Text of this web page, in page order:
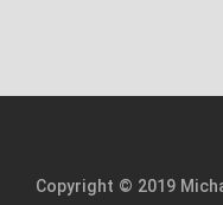
Copyright © 2019